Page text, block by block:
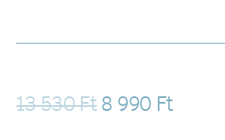
13 530Ft 8 990 Ft